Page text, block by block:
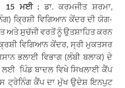
15 ਮਈ : ਡਾ. ਕਰਮਜੀਤ ਸ਼ਰਮਾ,
ਕ੍ਰਿਸ਼ੀ ਵਿਗਿਆਨ ਕੇਂਦਰ ਦੀ ਯੋਗ-
ਅਤੇ ਸੁਚੱਜੀ ਵਰਤੋਂ ਨੂੰ ਉਤਸ਼ਾਹਿਤ ਕਰਨ
ਵਿਗਿਆਨ ਕੇਂਦਰ, ਸ੍ਰੀ ਮੁਕਤਸਰ
ਭਲਾਈ ਵਿਭਾਗ (ਲੰਬੀ ਬਲਾਕ) ਦੇ
ਪਿੰਡ ਬਾਦਲ ਵਿਖੇ ਸਿਖਲਾਈ ਕੈਂਪ
ਟ੍ਰੇਨਿੰਗ ਕੈਂਪ ਦਾ ਮੁੱਖ ਉਦੇਸ਼ ਇਨਪੁਟ